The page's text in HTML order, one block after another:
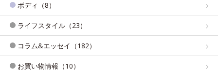
ボディ（8）
ライフスタイル（23）
コラム&エッセイ（182）
お買い物情報（10）